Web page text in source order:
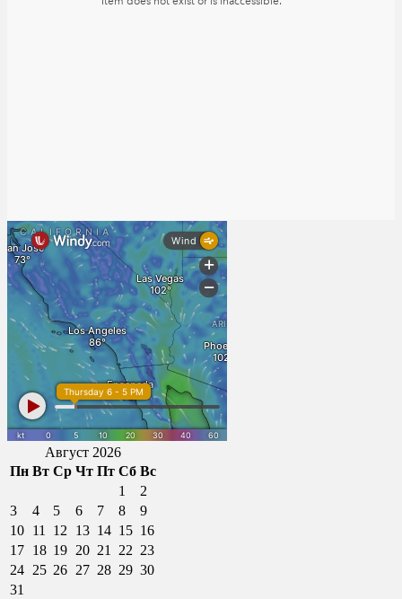
Август 2026
Пн Вт Ср Чт Пт Сб Вс
1
2
3
4 5 6 7 8
9
10 11 12 13 14 15 16
17 18 19 20 21 22 23
24 25 26 27 28 29 30
31